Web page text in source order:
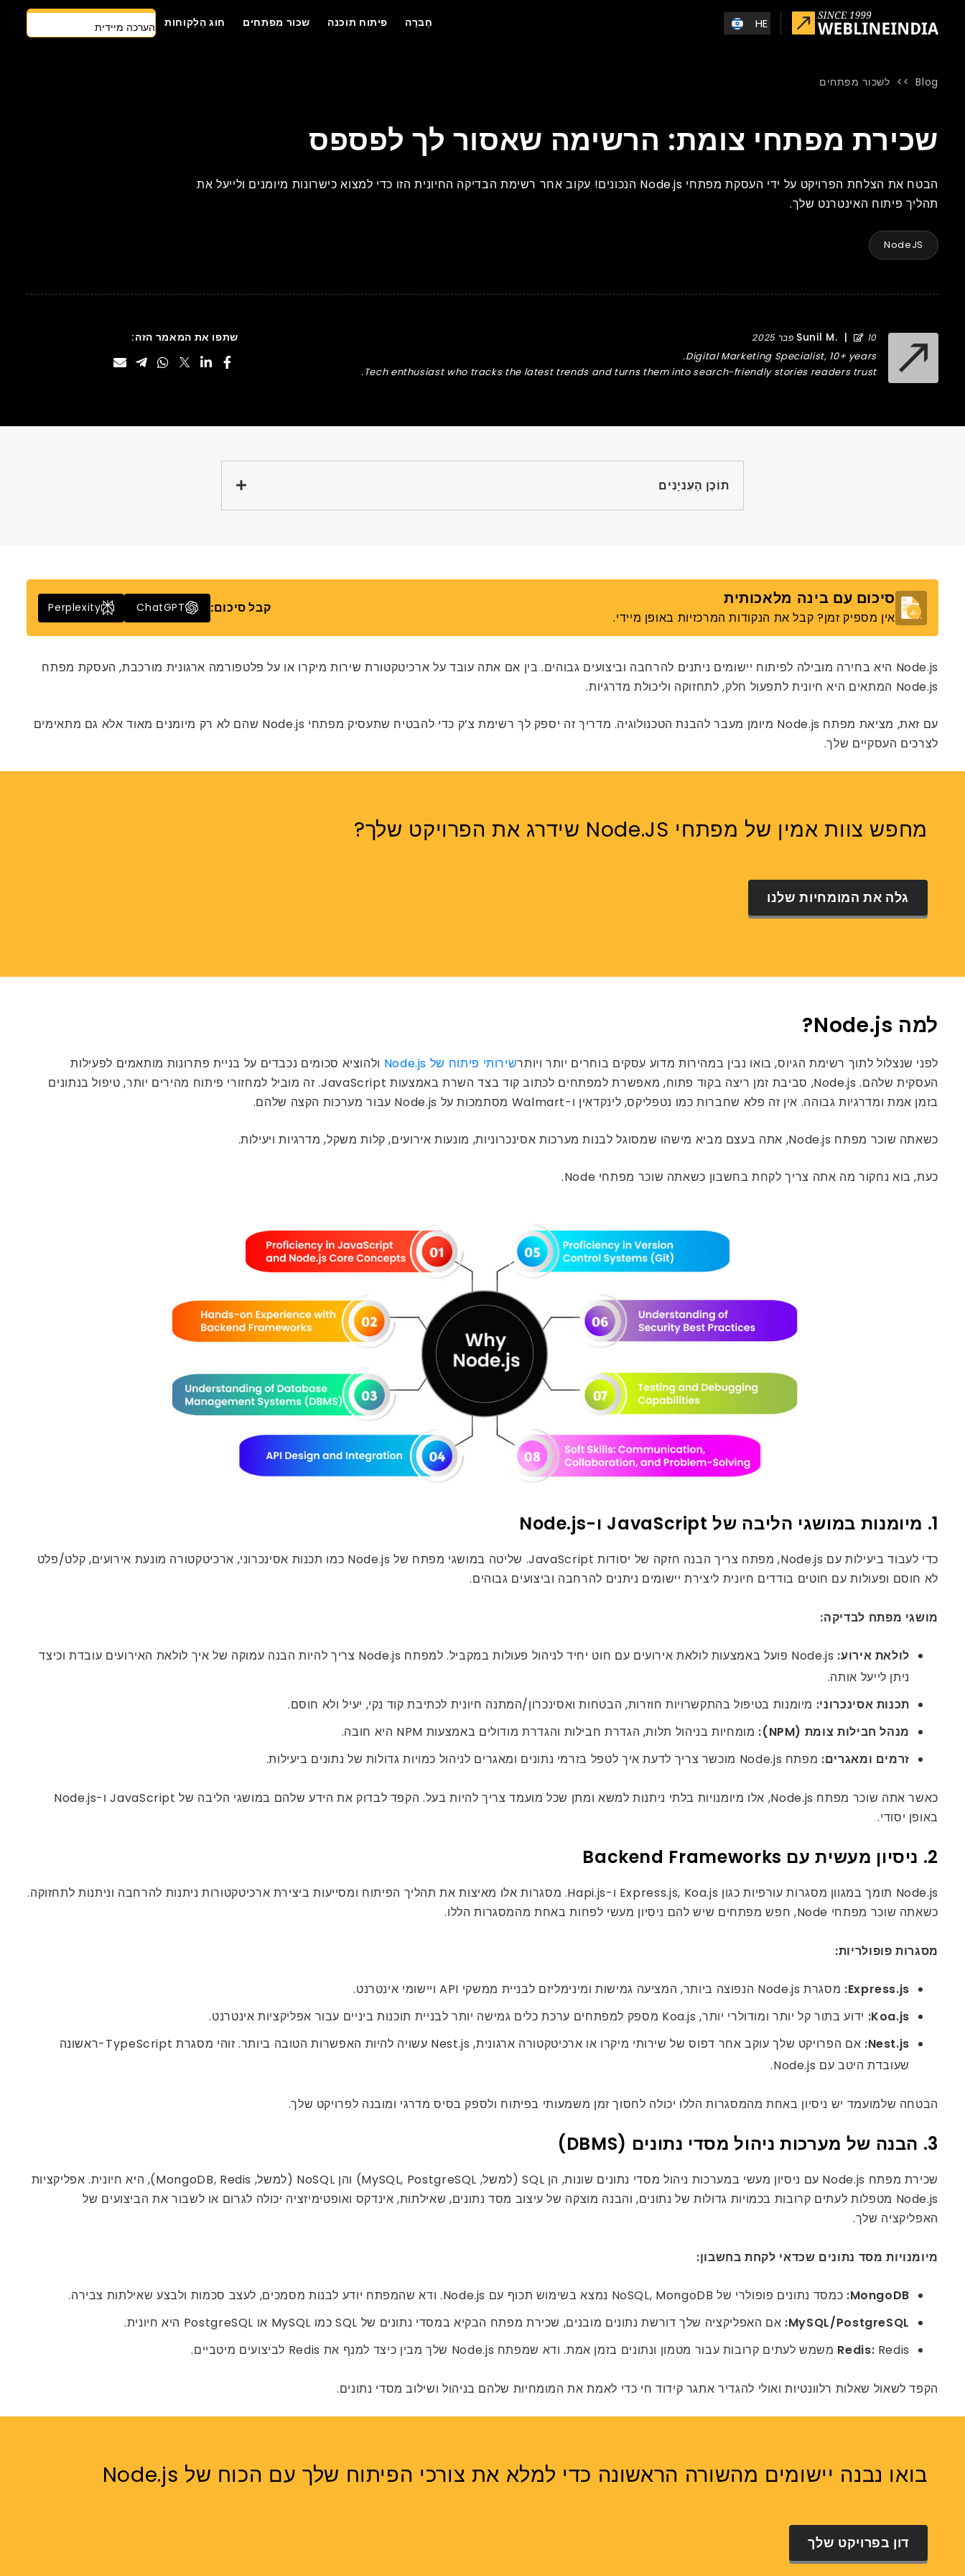
Skip to main content
HE חֶברָה פיתוח תוכנה שכור מפתחים חוּג הַלְקוּחוֹת
הערכה מיידית
Blog
>> לשכור מפתחים
שכירת מפתחי צומת: הרשימה שאסור לך לפספס
הבטח את הצלחת הפרויקט על ידי העסקת מפתחי Node.js הנכונים! עקוב אחר רשימת הבדיקה החיונית הזו כדי למצוא כישרונות מיומנים ולייעל את
תהליך פיתוח האינטרנט שלך.
NodeJS
Sunil M. | 10 פבר 2025
Digital Marketing Specialist, 10+ years.
Tech enthusiast who tracks the latest trends and turns them into search-friendly stories readers trust.
שתפו את המאמר הזה:
תוֹכֶן הָעִניָנִים
סיכום עם בינה מלאכותית
אין מספיק זמן? קבל את הנקודות המרכזיות באופן מיידי.
קבל סיכום: ChatGPT
Perplexity
Node.js היא בחירה מובילה לפיתוח יישומים ניתנים להרחבה וביצועים גבוהים. בין אם אתה עובד על ארכיטקטורת שירות מיקרו או על פלטפורמה ארגונית מורכבת, העסקת מפתח
Node.js המתאים היא חיונית לתפעול חלק, לתחזוקה וליכולת מדרגיות.
עם זאת, מציאת מפתח Node.js מיומן מעבר להבנת הטכנולוגיה. מדריך זה יספק לך רשימת צ’ק כדי להבטיח שתעסיק מפתחי Node.js שהם לא רק מיומנים מאוד אלא גם מתאימים
לצרכים העסקיים שלך.
מחפש צוות אמין של מפתחי Node.JS שידרג את הפרויקט שלך?
גלה את המומחיות שלנו
למה Node.js?
לפני שנצלול לתוך רשימת הגיוס, בואו נבין במהירות מדוע עסקים בוחרים יותר ויותרשירותי פיתוח של Node.js
ולהוציא סכומים נכבדים על בניית פתרונות מותאמים לפעילות
העסקית שלהם. Node.js, סביבת זמן ריצה בקוד פתוח, מאפשרת למפתחים לכתוב קוד בצד השרת באמצעות JavaScript. זה מוביל למחזורי פיתוח מהירים יותר, טיפול בנתונים
בזמן אמת ומדרגיות גבוהה. אין זה פלא שחברות כמו נטפליקס, לינקדאין ו-Walmart מסתמכות על Node.js עבור מערכות הקצה שלהם.
כשאתה שוכר מפתח Node.js, אתה בעצם מביא מישהו שמסוגל לבנות מערכות אסינכרוניות, מונעות אירועים, קלות משקל, מדרגיות ויעילות.
כעת, בוא נחקור מה אתה צריך לקחת בחשבון כשאתה שוכר מפתחי Node.
1. מיומנות במושגי הליבה של JavaScript ו-Node.js
כדי לעבוד ביעילות עם Node.js, מפתח צריך הבנה חזקה של יסודות JavaScript. שליטה במושגי מפתח של Node.js כמו תכנות אסינכרוני, ארכיטקטורה מונעת אירועים, קלט/פלט
לא חוסם ופעולות עם חוטים בודדים חיונית ליצירת יישומים ניתנים להרחבה וביצועים גבוהים.
מושגי מפתח לבדיקה:
לולאת אירוע:
Node.js פועל באמצעות לולאת אירועים עם חוט יחיד לניהול פעולות במקביל. למפתח Node.js צריך להיות הבנה עמוקה של איך לולאת האירועים עובדת וכיצד
ניתן לייעל אותה.
תכנות אסינכרוני: מיומנות בטיפול בהתקשרויות חוזרות, הבטחות ואסינכרון/המתנה חיונית לכתיבת קוד נקי, יעיל ולא חוסם.
מנהל חבילות צומת (NPM):
מומחיות בניהול תלות, הגדרת חבילות והגדרת מודולים באמצעות NPM היא חובה.
זרמים ומאגרים: מפתח Node.js מוכשר צריך לדעת איך לטפל בזרמי נתונים ומאגרים לניהול כמויות גדולות של נתונים ביעילות.
כאשר אתה שוכר מפתח Node.js, אלו מיומנויות בלתי ניתנות למשא ומתן שכל מועמד צריך להיות בעל. הקפד לבדוק את הידע שלהם במושגי הליבה של JavaScript ו-Node.js
באופן יסודי.
2. ניסיון מעשית עם Backend Frameworks
Node.js תומך במגוון מסגרות עורפיות כגון Express.js, Koa.js ו-Hapi.js. מסגרות אלו מאיצות את תהליך הפיתוח ומסייעות ביצירת ארכיטקטורות ניתנות להרחבה וניתנות לתחזוקה.
כשאתה שוכר מפתחי Node, חפש מפתחים שיש להם ניסיון מעשי לפחות באחת מהמסגרות הללו.
מסגרות פופולריות:
Express.js: מסגרת Node.js הנפוצה ביותר, המציעה גמישות ומינימליזם לבניית ממשקי API ויישומי אינטרנט.
Koa.js: ידוע בתור קל יותר ומודולרי יותר, Koa.js מספק למפתחים ערכת כלים גמישה יותר לבניית תוכנות ביניים עבור אפליקציות אינטרנט.
Nest.js:
אם הפרויקט שלך עוקב אחר דפוס של שירותי מיקרו או ארכיטקטורה ארגונית, Nest.js עשויה להיות האפשרות הטובה ביותר. זוהי מסגרת TypeScript-ראשונה
שעובדת היטב עם Node.js.
הבטחה שלמועמד יש ניסיון באחת מהמסגרות הללו יכולה לחסוך זמן משמעותי בפיתוח ולספק בסיס מדרגי ומובנה לפרויקט שלך.
3. הבנה של מערכות ניהול מסדי נתונים (DBMS)
שכירת מפתח Node.js עם ניסיון מעשי במערכות ניהול מסדי נתונים שונות, הן SQL (למשל, MySQL, PostgreSQL) והן NoSQL (למשל, MongoDB, Redis), היא חיונית. אפליקציות
Node.js מטפלות לעתים קרובות בכמויות גדולות של נתונים, והבנה מוצקה של עיצוב מסד נתונים, שאילתות, אינדקס ואופטימיזציה יכולה לגרום או לשבור את הביצועים של
האפליקציה שלך.
מיומנויות מסד נתונים שכדאי לקחת בחשבון:
MongoDB: כמסד נתונים פופולרי של NoSQL, MongoDB נמצא בשימוש תכוף עם Node.js. ודא שהמפתח יודע לבנות מסמכים, לעצב סכמות ולבצע שאילתות צבירה.
MySQL/PostgreSQL: אם האפליקציה שלך דורשת נתונים מובנים, שכירת מפתח הבקיא במסדי נתונים של SQL כמו MySQL או PostgreSQL היא חיונית.
Redis: Redis משמש לעתים קרובות עבור מטמון ונתונים בזמן אמת. ודא שמפתח Node.js שלך מבין כיצד למנף את Redis לביצועים מיטביים.
הקפד לשאול שאלות רלוונטיות ואולי להגדיר אתגר קידוד חי כדי לאמת את המומחיות שלהם בניהול ושילוב מסדי נתונים.
בואו נבנה יישומים מהשורה הראשונה כדי למלא את צורכי הפיתוח שלך עם הכוח של Node.js
דון בפרויקט שלך